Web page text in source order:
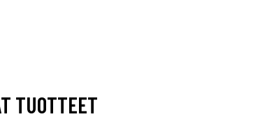
TUOTTEET